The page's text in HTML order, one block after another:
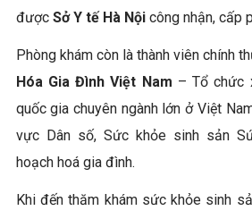
được Sở Y tế Hà Nộicông nhận, cấp
Phòng khám còn là thành viên chính
Hóa Gia Đình Việt Nam – Tổ chức
quốc gia chuyên ngành lớn ở Việt
vực Dân số, Sức khỏe sinh sản
hoạch hoá gia đình.
Khi đến thăm khám sức khỏe sinh